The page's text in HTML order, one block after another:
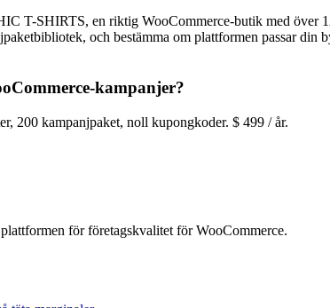
T-SHIRTS, en riktig WooCommerce-butik med över
och bestämma om plattformen passar
kampanjer?
200 kampanjpaket, noll kupongkoder. $ 499 / år.
för företagskvalitet för WooCommerce.